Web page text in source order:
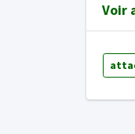
Voir